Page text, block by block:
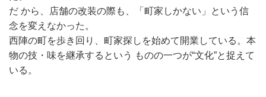
だ から、店舗の改装の際も、「町家しかない」という信
念を変えなかった。
西陣の町を歩き回り、町家探しを始めて開業している。本
物の技・味を継承するという ものの一つが“文化”と捉えて
いる。